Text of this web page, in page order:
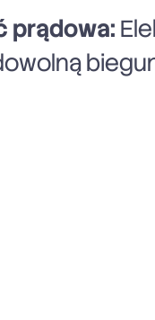
prądowa: